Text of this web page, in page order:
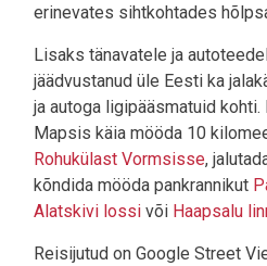
erinevates sihtkohtades
Lisaks tänavatele ja
jäädvustanud üle Eesti ka
ja autoga ligipääsmatuid
Mapsis käia mööda 10
Rohukülast Vormsisse,
kõndida mööda pankrannikut
Alatskivi lossi või Haapsalu
Reisijutud on Google Street